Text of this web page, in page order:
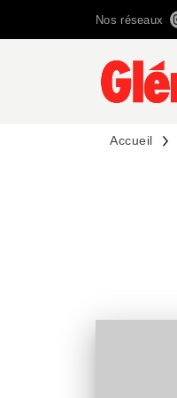
Nos réseaux
Accueil